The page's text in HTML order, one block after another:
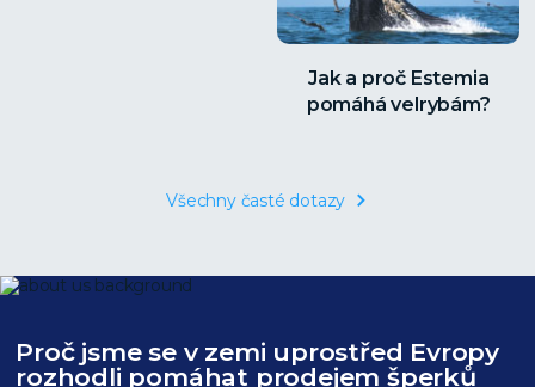
Jak a proč Estemia
pomáhá velrybám?
Všechny časté dotazy
Proč jsme se v zemi uprostřed Evropy
rozhodli pomáhat prodejem šperků